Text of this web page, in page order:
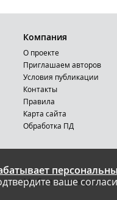
ваше
Компания
О проекте
Приглашаем авторов
Условия публикации
Контакты
Правила
Карта сайта
Обработка ПД
Мобильная версия